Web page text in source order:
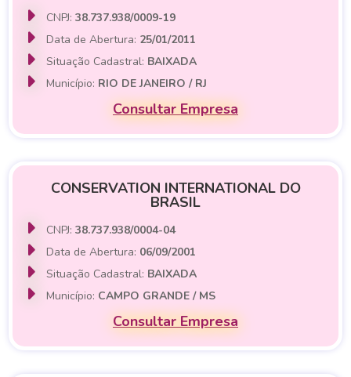
CNPJ:38.737.938/0009-19
Data de Abertura: 25/01/2011
Situação Cadastral: BAIXADA
Município: RIO DE JANEIRO / RJ
Consultar Empresa
CONSERVATION INTERNATIONAL DO
BRASIL
CNPJ:38.737.938/0004-04
Data de Abertura: 06/09/2001
Situação Cadastral: BAIXADA
Município: CAMPO GRANDE / MS
Consultar Empresa